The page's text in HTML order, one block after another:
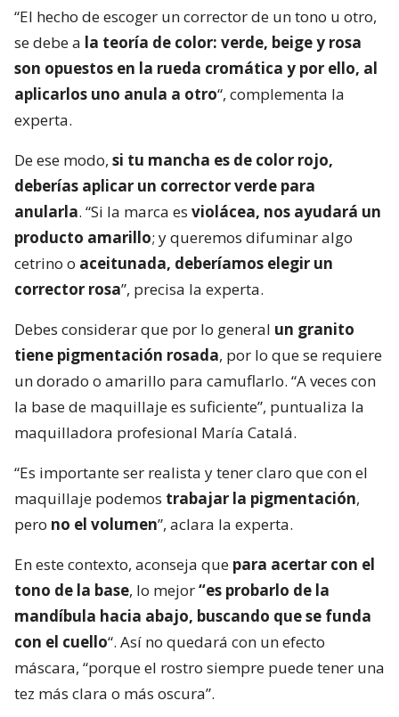
“El hecho de escoger un corrector de un tono u otro,
se debe a la teoría de color: verde, beige y rosa
son opuestos en la rueda cromática y por ello, al
aplicarlos uno anula a otro“, complementa la
experta.
De ese modo, si tu mancha es de color rojo,
deberías aplicar un corrector verde para
anularla. “Si la marca es violácea, nos ayudará un
producto amarillo; y queremos difuminar algo
cetrino o aceitunada, deberíamos elegir un
corrector rosa”, precisa la experta.
Debes considerar que por lo general un granito
tiene pigmentación rosada, por lo que se requiere
un dorado o amarillo para camuflarlo. “A veces con
la base de maquillaje es suficiente”, puntualiza la
maquilladora profesional María Catalá.
“Es importante ser realista y tener claro que con el
maquillaje podemos trabajar la pigmentación,
pero no el volumen”, aclara la experta.
En este contexto, aconseja que para acertar con el
tono de la base, lo mejor“es probarlo de la
mandíbula hacia abajo, buscando que se funda
con el cuello“. Así no quedará con un efecto
máscara, “porque el rostro siempre puede tener una
tez más clara o más oscura”.